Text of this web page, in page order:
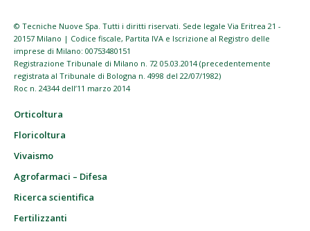
© Tecniche Nuove Spa. Tutti i diritti riservati. Sede legale Via Eritrea 21 -
20157 Milano | Codice fiscale, Partita IVA e Iscrizione al Registro delle
imprese di Milano: 00753480151
Registrazione Tribunale di Milano n. 72 05.03.2014 (precedentemente
registrata al Tribunale di Bologna n. 4998 del 22/07/1982)
Roc n. 24344 dell’11 marzo 2014
Orticoltura
Floricoltura
Vivaismo
Agrofarmaci – Difesa
Ricerca scientifica
Fertilizzanti